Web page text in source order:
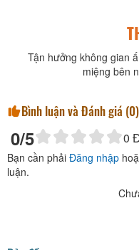
Tận hưởng không gian
miệng bên
Bình luận và Đánh giá (0)
0/5 0
Bạn cần phải Đăng nhập
luận.